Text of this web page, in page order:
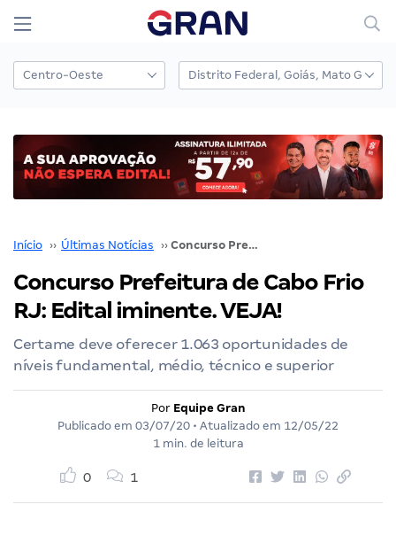
Início ›› Últimas Notícias ›› Concurso Prefeitura de Cabo Frio RJ: Edital iminente. VEJA!
Concurso Prefeitura de Cabo Frio
RJ: Edital iminente. VEJA!
Certame deve oferecer 1.063 oportunidades de
níveis fundamental, médio, técnico e superior
Por Equipe Gran
Publicado em 03/07/20 • Atualizado em 12/05/22
1 min. de leitura
0 1